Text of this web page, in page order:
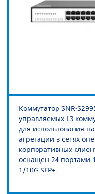
Коммутатор SNR-
управляемых L3
для использования
агрегации в сетях
корпоративных
оснащен 24 портами
1/10G SFP+.